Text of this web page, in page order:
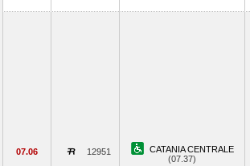
07.06 12951
CATANIA CENTRALE
(07.37)